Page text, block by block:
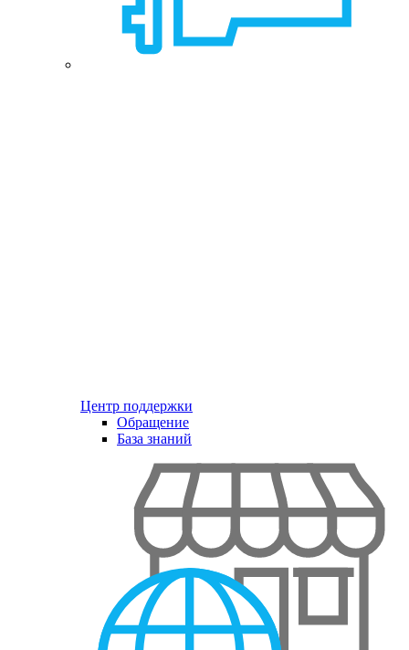
Центр поддержки
Обращение
База знаний